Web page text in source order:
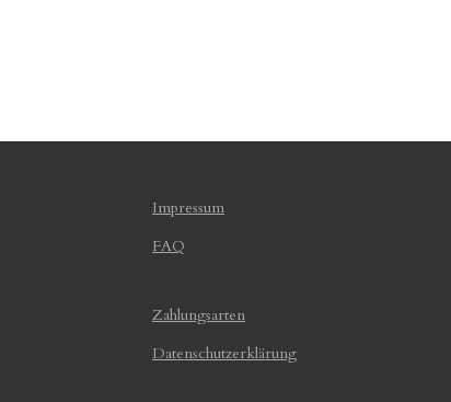
Impressum
FAQ
Zahlungsarten
Datenschutzerklärung